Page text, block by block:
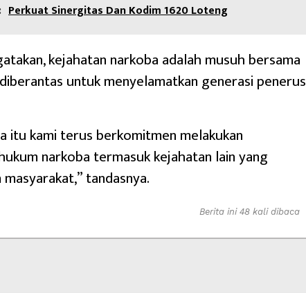
‎Perkuat Sinergitas Dan Kodim 1620 Loteng
kejahatan narkoba adalah musuh bersama
untuk menyelamatkan generasi penerus
itu kami terus berkomitmen melakukan
narkoba termasuk kejahatan lain yang
tandasnya.
Berita ini 48 kali dibaca